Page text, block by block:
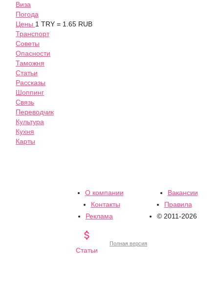
Виза
Погода
Цены 1 TRY = 1.65 RUB
Транспорт
Советы
Опасности
Таможня
Статьи
Рассказы
Шоппинг
Связь
Переводчик
Культура
Кухня
Карты
О компании
Вакансии
Контакты
Правила
Реклама
© 2011-2026

Статьи
Полная версия